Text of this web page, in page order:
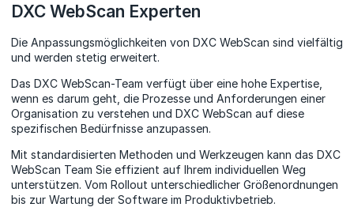
DXC WebScan Experten
Die Anpassungsmöglichkeiten von DXC WebScan sind vielfältig
und werden stetig erweitert.
Das DXC WebScan-Team verfügt über eine hohe Expertise,
wenn es darum geht, die Prozesse und Anforderungen einer
Organisation zu verstehen und DXC WebScan auf diese
spezifischen Bedürfnisse anzupassen.
Mit standardisierten Methoden und Werkzeugen kann das DXC
WebScan Team Sie effizient auf Ihrem individuellen Weg
unterstützen. Vom Rollout unterschiedlicher Größenordnungen
bis zur Wartung der Software im Produktivbetrieb.